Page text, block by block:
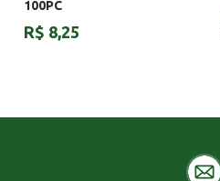
100PC
R$ 8,25